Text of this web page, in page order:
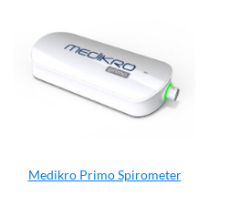
Medikro Primo Spirometer